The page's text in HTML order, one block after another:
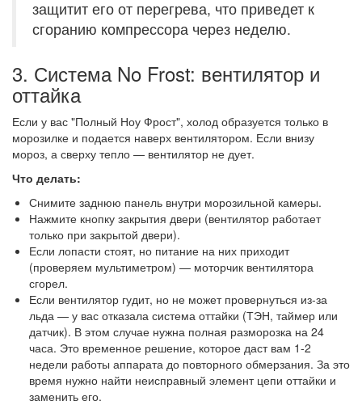
защитит его от перегрева, что приведет к
сгоранию компрессора через неделю.
3. Система No Frost: вентилятор и
оттайка
Если у вас "Полный Ноу Фрост", холод образуется только в
морозилке и подается наверх вентилятором. Если внизу
мороз, а сверху тепло — вентилятор не дует.
Что делать:
Снимите заднюю панель внутри морозильной камеры.
Нажмите кнопку закрытия двери (вентилятор работает
только при закрытой двери).
Если лопасти стоят, но питание на них приходит
(проверяем мультиметром) — моторчик вентилятора
сгорел.
Если вентилятор гудит, но не может провернуться из-за
льда — у вас отказала система оттайки (ТЭН, таймер или
датчик). В этом случае нужна полная разморозка на 24
часа. Это временное решение, которое даст вам 1-2
недели работы аппарата до повторного обмерзания. За это
время нужно найти неисправный элемент цепи оттайки и
заменить его.